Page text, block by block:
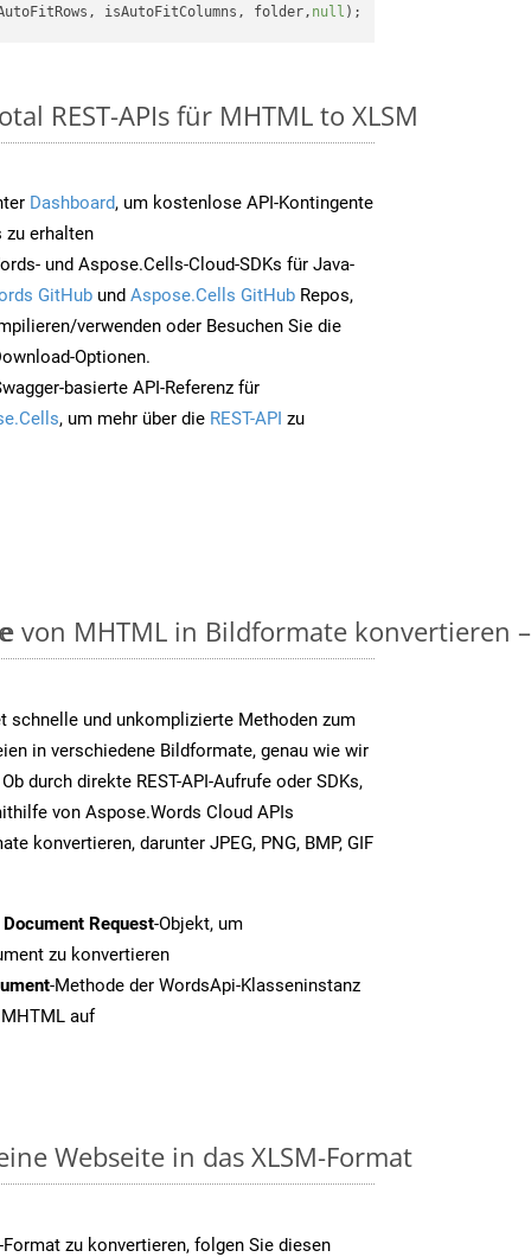
isAutoFitColumns, folder, null
REST-APIs für MHTML to XLSM
Dashboard, um kostenlose API-Kontingente
zu erhalten
und Aspose.Cells-Cloud-SDKs für Java-
GitHub und Aspose.Cells GitHub Repos,
verwenden oder Besuchen Sie die
Optionen.
basierte API-Referenz für
, um mehr über die REST-API zu
von MHTML in Bildformate konvertieren
schnelle und unkomplizierte Methoden zum
in verschiedene Bildformate, genau wie wir
durch direkte REST-API-Aufrufe oder SDKs,
von Aspose.Words Cloud APIs
konvertieren, darunter JPEG, PNG, BMP, GIF
Request-Objekt, um
zu konvertieren
-Methode der WordsApi-Klasseninstanz
auf
Webseite in das XLSM-Format
zu konvertieren, folgen Sie diesen